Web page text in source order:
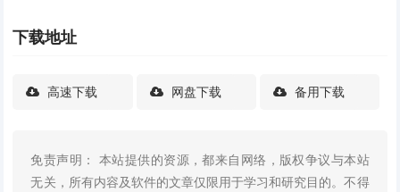
下载地址
高速下载 网盘下载 备用下载
免责声明： 本站提供的资源，都来自网络，版权争议与本站
无关，所有内容及软件的文章仅限用于学习和研究目的。不得